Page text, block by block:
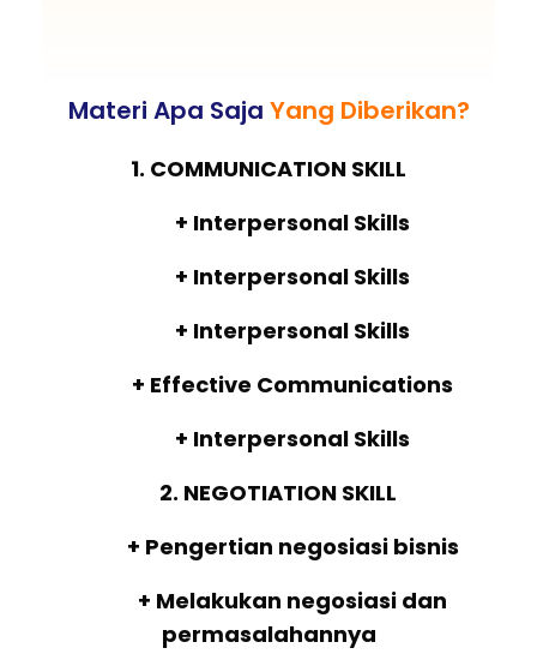
Materi Apa Saja Yang Diberikan?
1. COMMUNICATION SKILL
+ Interpersonal Skills
+ Interpersonal Skills
+ Interpersonal Skills
+ Effective Communications
+ Interpersonal Skills
2. NEGOTIATION SKILL
+ Pengertian negosiasi bisnis
+ Melakukan negosiasi dan
permasalahannya